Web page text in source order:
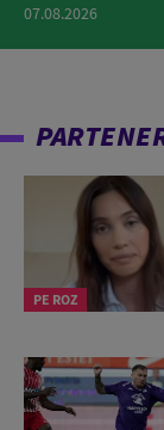
07.08.2026
PE ROZ